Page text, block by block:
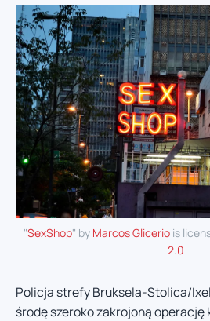
"SexShop" by Marcos Gliceriois
2.0
Policja strefy Bruksela-Stolica/
środę szeroko zakrojoną